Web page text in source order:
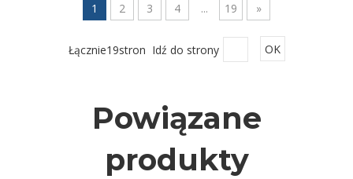
1 2 3 4 ... 19 »
Łącznie19stron Idź do strony OK
Powiązane
produkty